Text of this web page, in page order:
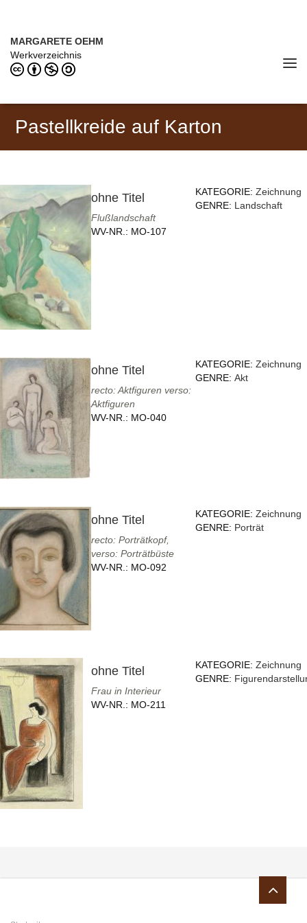
MARGARETE OEHM
Werkverzeichnis
Pastellkreide auf Karton
ohne Titel
Flußlandschaft
WV-NR.: MO-107
KATEGORIE:Zeichnung
GENRE: Landschaft
ohne Titel
recto: Aktfiguren verso:
Aktfiguren
WV-NR.: MO-040
KATEGORIE:Zeichnung
GENRE:Akt
ohne Titel
recto: Porträtkopf,
verso: Porträtbüste
WV-NR.: MO-092
KATEGORIE:Zeichnung
GENRE: Porträt
ohne Titel
Frau in Interieur
WV-NR.: MO-211
KATEGORIE:Zeichnung
GENRE:
Sie sind hier